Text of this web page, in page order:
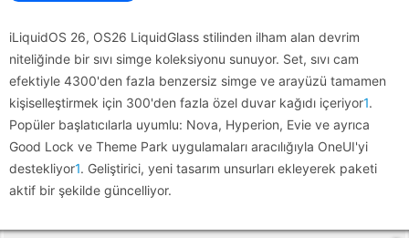
iLiquidOS 26, OS26 LiquidGlass stilinden ilham alan devrim
niteliğinde bir sıvı simge koleksiyonu sunuyor. Set, sıvı cam
efektiyle 4300'den fazla benzersiz simge ve arayüzü tamamen
kişiselleştirmek için 300'den fazla özel duvar kağıdı içeriyor1.
Popüler başlatıcılarla uyumlu: Nova, Hyperion, Evie ve ayrıca
Good Lock ve Theme Park uygulamaları aracılığıyla OneUI'yi
destekliyor1. Geliştirici, yeni tasarım unsurları ekleyerek paketi
aktif bir şekilde güncelliyor.